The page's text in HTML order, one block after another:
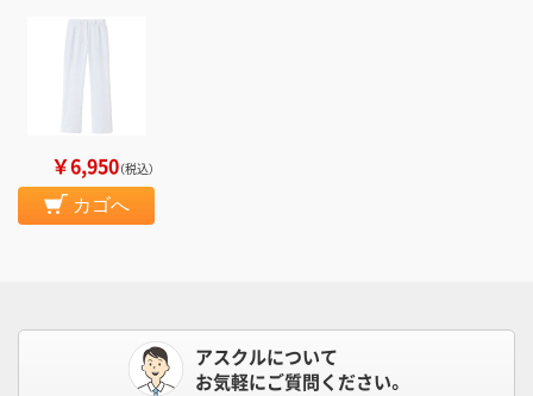
￥6,950（税込）
カゴへ
アスクルについて
お気軽にご質問ください。